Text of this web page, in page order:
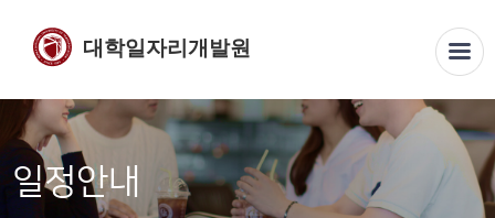
대학일자리개발원
일정안내